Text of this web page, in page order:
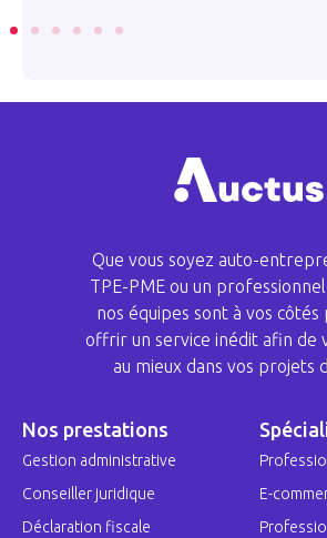
Que vous soyez auto-
TPE-PME ou un
nos équipes sont à vos côtés
offrir un service inédit afin de
au mieux dans vos projets
Nos prestations
Gestion administrative
Conseiller juridique
Déclaration fiscale
E-